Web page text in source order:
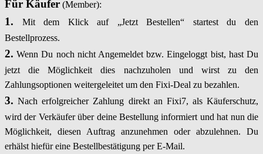
Für Käufer (Member):
1. Mit dem Klick auf „Jetzt Bestellen“ startest du den
Bestellprozess.
2. Wenn Du noch nicht Angemeldet bzw. Eingeloggt bist, hast Du
jetzt die Möglichkeit dies nachzuholen und wirst zu den
Zahlungsoptionen weitergeleitet um den Fixi-Deal zu bezahlen.
3. Nach erfolgreicher Zahlung direkt an Fixi7, als Käuferschutz,
wird der Verkäufer über deine Bestellung informiert und hat nun die
Möglichkeit, diesen Auftrag anzunehmen oder abzulehnen. Du
erhälst hiefür eine Bestellbestätigung per E-Mail.